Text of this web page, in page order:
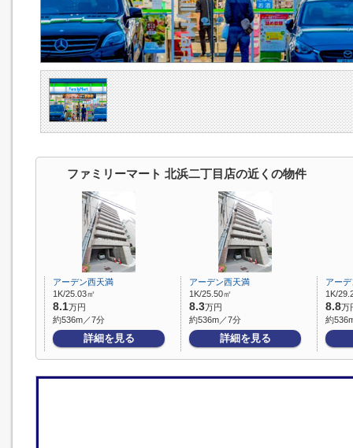
ファミリーマート 北浜二丁目店の近くの物件
アーデン西天満
1K/25.03㎡
8.1万円
約536m／7分
詳細を見る
アーデン西天満
1K/25.50㎡
8.3万円
約536m／7分
詳細を見る
アー
1K/
8.8万
約